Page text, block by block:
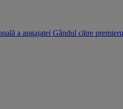
a angajatei Gândul către